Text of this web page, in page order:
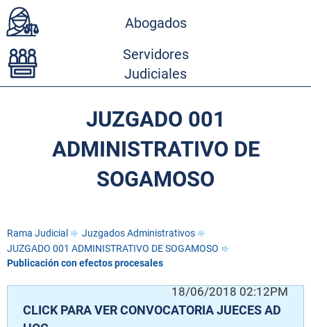
Abogados
Servidores
Judiciales
JUZGADO 001
ADMINISTRATIVO DE
SOGAMOSO
Rama Judicial
Juzgados Administrativos
JUZGADO 001 ADMINISTRATIVO DE SOGAMOSO
Publicación con efectos procesales
18/06/2018 02:12PM
CLICK PARA VER CONVOCATORIA JUECES AD